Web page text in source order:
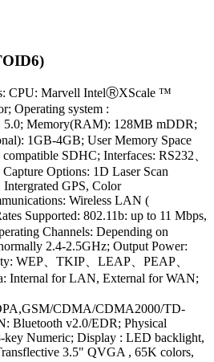
CPU: Marvell IntelⓇXScale ™
Operating system :
Memory(RAM): 128MB mDDR;
1GB-4GB; User Memory Space
SDHC; Interfaces: RS232、
Options: 1D Laser Scan
GPS, Color
Wireless LAN (
Supported: 802.11b: up to 11 Mbps,
Channels: Depending on
2.4-2.5GHz; Output Power:
WEP、TKIP、LEAP、PEAP、
Internal for LAN, External for WAN;
CDMA/CDMA2000/TD-
Bluetooth v2.0/EDR; Physical
key Numeric; Display : LED backlight,
3.5" QVGA , 65K colors,